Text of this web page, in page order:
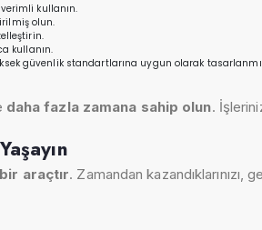
kullanın.
olun.
kullanın.
güvenlik standartlarına uygun olarak
daha fazla zamana sahip olun.
araçtır. Zamandan